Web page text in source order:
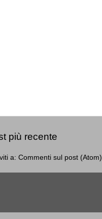
più recente
a: Commenti sul post (Atom)